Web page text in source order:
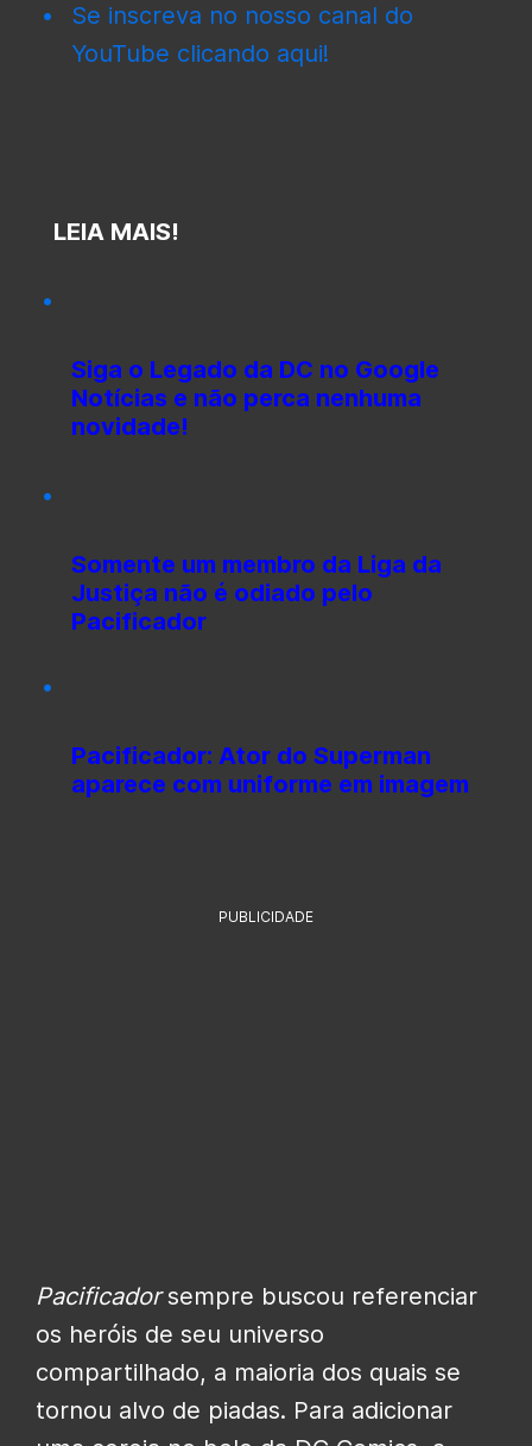
Se inscreva no nosso canal do
YouTube clicando aqui!
LEIA MAIS!
Siga o Legado da DC no Google
Notícias e não perca nenhuma
novidade!
Somente um membro da Liga da
Justiça não é odiado pelo
Pacificador
Pacificador: Ator do Superman
aparece com uniforme em imagem
PUBLICIDADE
Pacificadorsempre buscou referenciar
os heróis de seu universo
compartilhado, a maioria dos quais se
tornou alvo de piadas. Para adicionar